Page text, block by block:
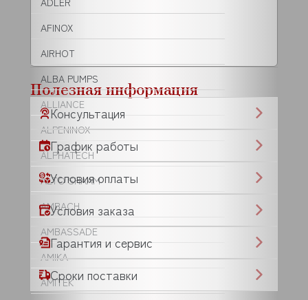
AFINOX
AIRHOT
ALBA PUMPS
ALLIANCE
ALPENINOX
ALPHATECH
ALTO SHAAM
AMBACH
AMBASSADE
AMIKA
AMITEK
Полезная информация
Консультация
График работы
Условия оплаты
Условия заказа
Гарантия и сервис
Сроки поставки